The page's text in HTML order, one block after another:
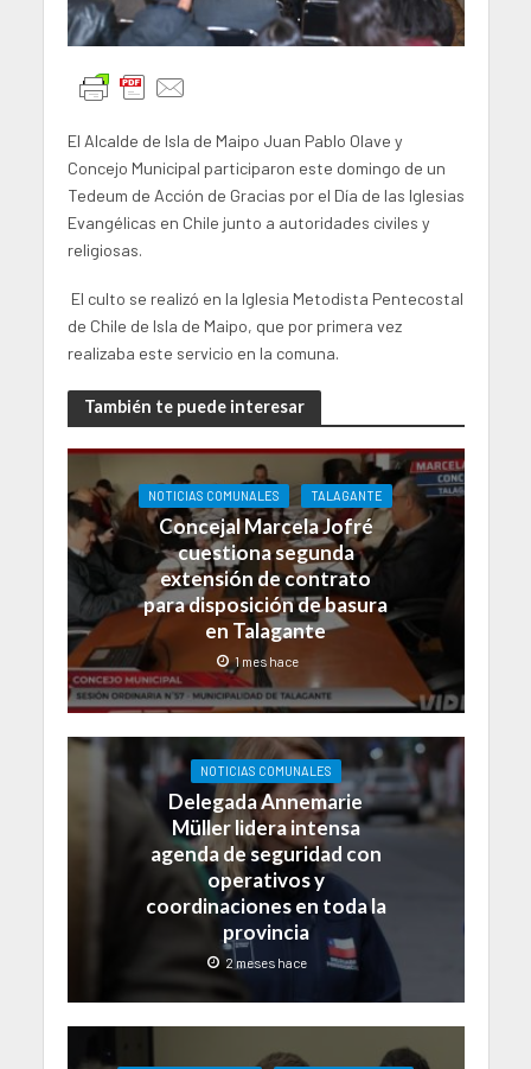
El Alcalde de Isla de Maipo Juan Pablo Olave y
Concejo Municipal participaron este domingo de un
Tedeum de Acción de Gracias por el Día de las Iglesias
Evangélicas en Chile junto a autoridades civiles y
religiosas.
El culto se realizó en la Iglesia Metodista Pentecostal
de Chile de Isla de Maipo, que por primera vez
realizaba este servicio en la comuna.
También te puede interesar
NOTICIAS COMUNALES TALAGANTE
Concejal Marcela Jofré
cuestiona segunda
extensión de contrato
para disposición de basura
en Talagante
1 mes hace
NOTICIAS COMUNALES
Delegada Annemarie
Müller lidera intensa
agenda de seguridad con
operativos y
coordinaciones en toda la
provincia
2 meses hace